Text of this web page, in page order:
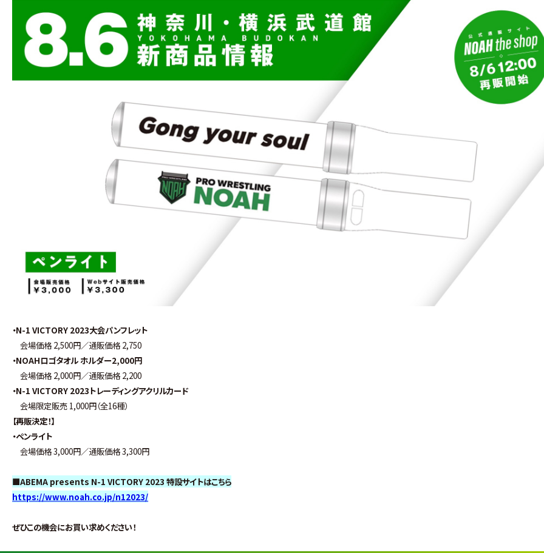
・N-1 VICTORY 2023大会パンフレット
会場価格 2,500円／通販価格 2,750
・NOAHロゴタオル ホルダー2,000円
会場価格 2,000円／通販価格 2,200
・N-1 VICTORY 2023トレーディングアクリルカード
会場限定販売 1,000円（全16種）
【再販決定！】
・ペンライト
会場価格 3,000円／通販価格 3,300円
■ABEMA presents N-1 VICTORY 2023 特設サイトはこちら
https://www.noah.co.jp/n12023/
ぜひこの機会にお買い求めください！